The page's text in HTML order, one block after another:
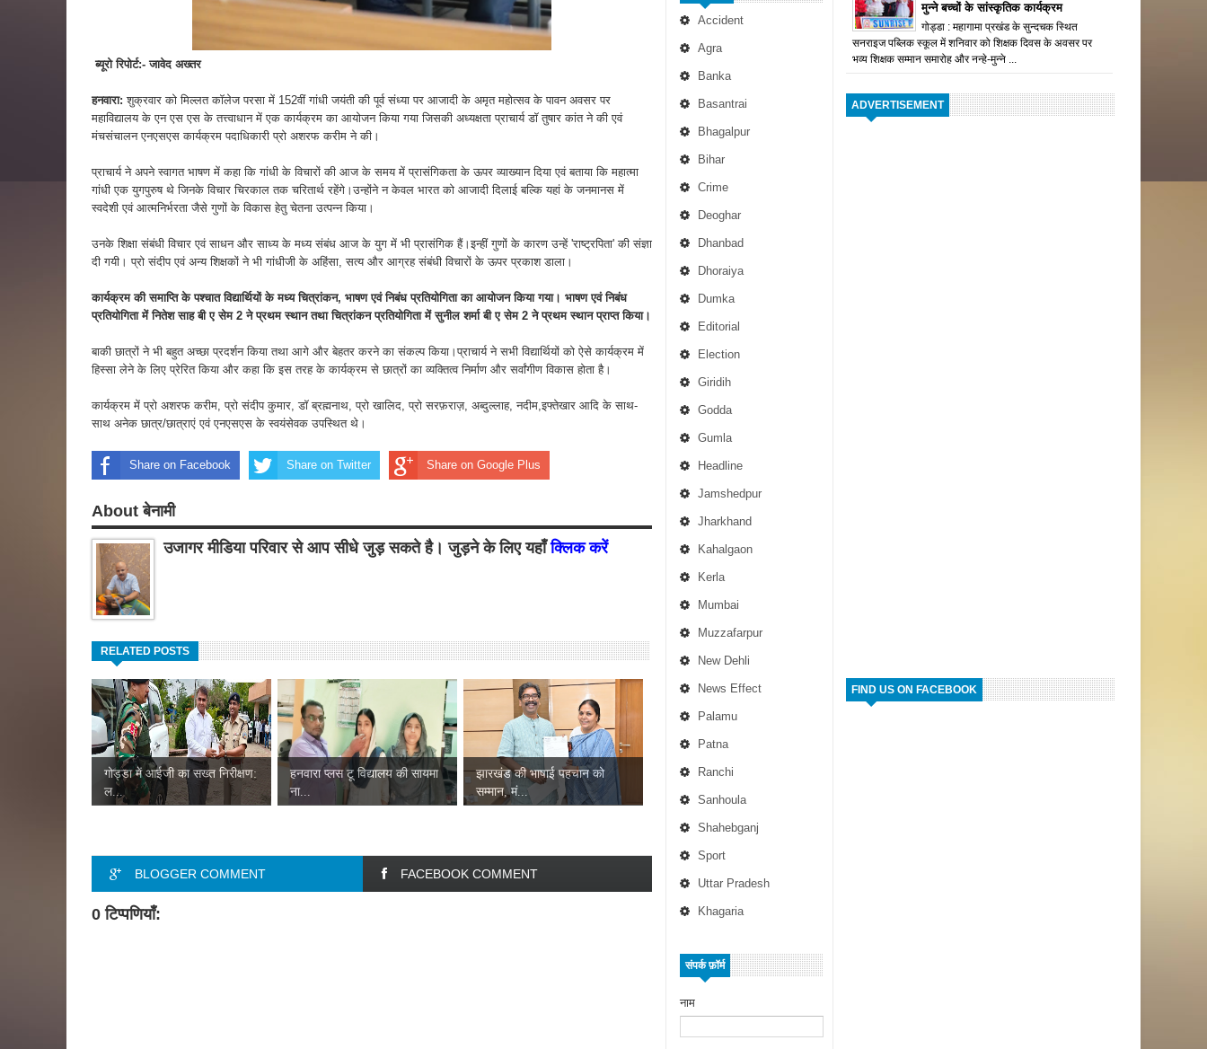
Accident
Agra
Banka
Basantrai
Bhagalpur
Bihar
Crime
Deoghar
Dhanbad
Dhoraiya
Dumka
Editorial
Election
Giridih
Godda
Gumla
Headline
Jamshedpur
Jharkhand
Kahalgaon
Kerla
Mumbai
Muzzafarpur
New Dehli
News Effect
Palamu
Patna
Ranchi
Sanhoula
Shahebganj
Sport
Uttar Pradesh
Khagaria
संपर्क फ़ॉर्म
नाम
ब्यूरो रिपोर्ट:- जावेद अख्तर
हनवारा: शुक्रवार को मिल्लत कॉलेज परसा में 152वीं गांधी जयंती की पूर्व संध्या पर आजादी के अमृत महोत्सव के पावन अवसर पर
महाविद्यालय के एन एस एस के तत्त्वाधान में एक कार्यक्रम का आयोजन किया गया जिसकी अध्यक्षता प्राचार्य डॉ तुषार कांत ने की एवं
मंचसंचालन एनएसएस कार्यक्रम पदाधिकारी प्रो अशरफ करीम ने की।
प्राचार्य ने अपने स्वागत भाषण में कहा कि गांधी के विचारों की आज के समय में प्रासंगिकता के ऊपर व्याख्यान दिया एवं बताया कि महात्मा
गांधी एक युगपुरुष थे जिनके विचार चिरकाल तक चरितार्थ रहेंगे।उन्होंने न केवल भारत को आजादी दिलाई बल्कि यहां के जनमानस में
स्वदेशी एवं आत्मनिर्भरता जैसे गुणों के विकास हेतु चेतना उत्पन्न किया।
उनके शिक्षा संबंधी विचार एवं साधन और साध्य के मध्य संबंध आज के युग में भी प्रासंगिक हैं।इन्हीं गुणों के कारण उन्हें 'राष्ट्रपिता' की संज्ञा
दी गयी। प्रो संदीप एवं अन्य शिक्षकों ने भी गांधीजी के अहिंसा, सत्य और आग्रह संबंधी विचारों के ऊपर प्रकाश डाला।
कार्यक्रम की समाप्ति के पश्चात विद्यार्थियों के मध्य चित्रांकन, भाषण एवं निबंध प्रतियोगिता का आयोजन किया गया। भाषण एवं निबंध
प्रतियोगिता में नितेश साह बी ए सेम 2 ने प्रथम स्थान तथा चित्रांकन प्रतियोगिता में सुनील शर्मा बी ए सेम 2 ने प्रथम स्थान प्राप्त किया।
बाकी छात्रों ने भी बहुत अच्छा प्रदर्शन किया तथा आगे और बेहतर करने का संकल्प किया।प्राचार्य ने सभी विद्यार्थियों को ऐसे कार्यक्रम में
हिस्सा लेने के लिए प्रेरित किया और कहा कि इस तरह के कार्यक्रम से छात्रों का व्यक्तित्व निर्माण और सर्वांगीण विकास होता है।
कार्यक्रम में प्रो अशरफ करीम, प्रो संदीप कुमार, डॉ ब्रह्मनाथ, प्रो खालिद, प्रो सरफ़राज़, अब्दुल्लाह, नदीम,इफ्तेखार आदि के साथ-
साथ अनेक छात्र/छात्राएं एवं एनएसएस के स्वयंसेवक उपस्थित थे।
Share on Facebook Share on Twitter Share on Google Plus
About बेनामी
उजागर मीडिया परिवार से आप सीधे जुड़ सकते है। जुड़ने के लिए यहाँक्लिक करें
RELATED POSTS
गोड्डा में आईजी का सख्त निरीक्षण:
ल...
हनवारा प्लस टू विद्यालय की सायमा
ना...
झारखंड की भाषाई पहचान को
सम्मान, मं...
BLOGGER COMMENT FACEBOOK COMMENT
0 टिप्पणियाँ:
मुन्ने बच्चों के सांस्कृतिक कार्यक्रम
गोड्डा : महागामा प्रखंड के सुन्दचक स्थित
सनराइज पब्लिक स्कूल में शनिवार को शिक्षक दिवस के अवसर पर
भव्य शिक्षक सम्मान समारोह और नन्हे-मुन्ने ...
ADVERTISEMENT
FIND US ON FACEBOOK